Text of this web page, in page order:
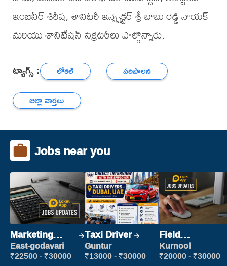
ఇంజనీర్ శిరీష, శానిటరీ ఇన్స్పెక్టర్ శ్రీ బాబు రెడ్డి నాయక్
మరియు శానిటేషన్ సెక్రటరీలు పాల్గొన్నారు.
ట్యాగ్స్ : లోకల్
పరిపాలన
జిల్లా వార్తలు
Jobs near you
Marketing
Executive
East-godavari
₹22500 - ₹30000
Taxi Driver
Guntur
₹13000 - ₹30000
Field
Marketing
Executive
Kurnool
₹20000 - ₹30000